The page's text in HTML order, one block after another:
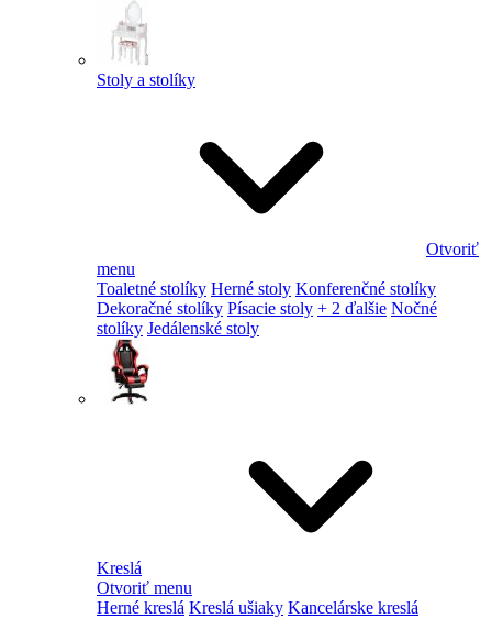
Stoly a stolíky
Otvoriť
menu
Toaletné stolíky Herné stoly Konferenčné stolíky
Dekoračné stolíky Písacie stoly + 2 ďalšie Nočné
stolíky Jedálenské stoly
Kreslá
Otvoriť menu
Herné kreslá Kreslá ušiaky Kancelárske kreslá